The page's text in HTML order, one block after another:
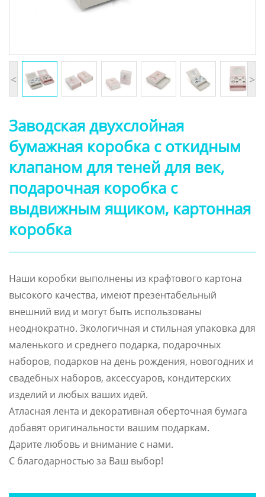
< >
Заводская двухслойная
бумажная коробка с откидным
клапаном для теней для век,
подарочная коробка с
выдвижным ящиком, картонная
коробка
Наши коробки выполнены из крафтового картона
высокого качества, имеют презентабельный
внешний вид и могут быть использованы
неоднократно. Экологичная и стильная упаковка для
маленького и среднего подарка, подарочных
наборов, подарков на день рождения, новогодних и
свадебных наборов, аксессуаров, кондитерских
изделий и любых ваших идей.
Атласная лента и декоративная оберточная бумага
добавят оригинальности вашим подаркам.
Дарите любовь и внимание с нами.
С благодарностью за Ваш выбор!